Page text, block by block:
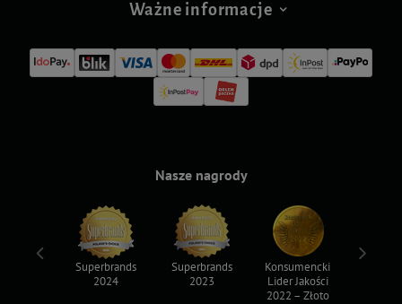
Ważne informacje
Nasze nagrody
Superbrands
2024
Superbrands
2023
Konsumencki
Lider Jakości
2022 – Złoto